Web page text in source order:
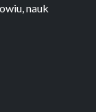
nauk